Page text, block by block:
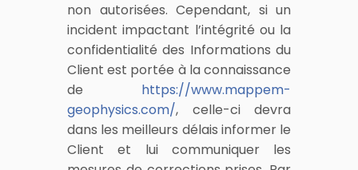
non autorisées. Cependant, si un
incident impactant l’intégrité ou la
confidentialité des Informations du
Client est portée à la connaissance
de https://www.mappem-
geophysics.com/, celle-ci devra
dans les meilleurs délais informer le
Client et lui communiquer les